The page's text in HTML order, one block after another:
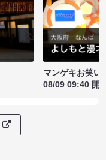
マンゲキお笑い
08/09 09:40 開